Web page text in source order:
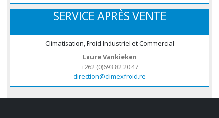
SERVICE APRÈS VENTE
Climatisation, Froid Industriel et Commercial
Laure Vankieken
+262 (0)693 82 20 47
direction@climexfroid.re